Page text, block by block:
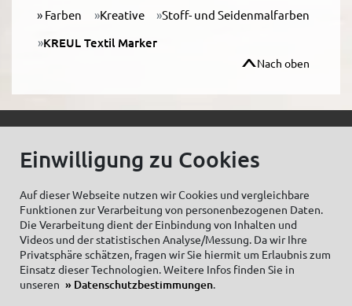
Farben Kreative Stoff- und Seidenmalfarben
KREUL Textil Marker
Nach oben
Zum Newsletter anmelden:
Cookieeinstellungen Impressum
Einwilligung zu Cookies
Auf dieser Webseite nutzen wir Cookies und vergleichbare
Funktionen zur Verarbeitung von personenbezogenen Daten.
Die Verarbeitung dient der Einbindung von Inhalten und
Videos und der statistischen Analyse/Messung. Da wir Ihre
Privatsphäre schätzen, fragen wir Sie hiermit um Erlaubnis zum
Einsatz dieser Technologien. Weitere Infos finden Sie in
unseren
Datenschutzbestimmungen.